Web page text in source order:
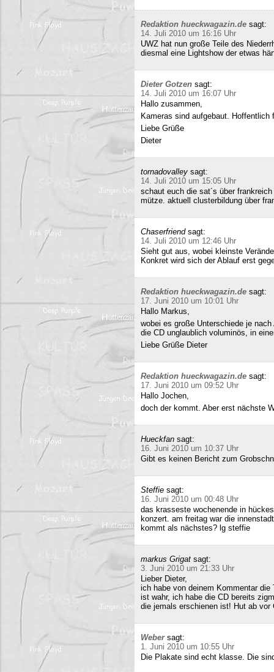
Redaktion hueckwagazin.de sagt:
14. Juli 2010 um 16:16 Uhr
UWZ hat nun große Teile des
diesmal eine Lightshow der etwas
Dieter Gotzen sagt:
14. Juli 2010 um 16:07 Uhr
Hallo zusammen,
Kameras sind aufgebaut.
Liebe Grüße
Dieter
tornadovalley sagt:
14. Juli 2010 um 15:05 Uhr
schaut euch die sat´s über
mütze. aktuell clusterbildung über
Chaserfriend sagt:
14. Juli 2010 um 12:46 Uhr
Sieht gut aus, wobei kleinste
Konkret wird sich der Ablauf erst
Redaktion hueckwagazin.de sagt:
17. Juni 2010 um 10:01 Uhr
Hallo Markus,
wobei es große Unterschiede je
die CD unglaublich voluminös, in
Liebe Grüße Dieter
Redaktion hueckwagazin.de sagt:
17. Juni 2010 um 09:52 Uhr
Hallo Jochen,
doch der kommt. Aber erst nächste
Hueckfan sagt:
16. Juni 2010 um 10:37 Uhr
Gibt es keinen Bericht zum
Steffie sagt:
16. Juni 2010 um 00:48 Uhr
das krasseste wochenende in
konzert. am freitag war die
kommt als nächstes? lg steffie
markus Grigat sagt:
3. Juni 2010 um 21:33 Uhr
Lieber Dieter,
ich habe von deinem Kommentar
ist wahr, ich habe die CD bereits
die jemals erschienen ist! Hut ab vor
Weber sagt:
1. Juni 2010 um 10:55 Uhr
Die Plakate sind echt klasse. Die